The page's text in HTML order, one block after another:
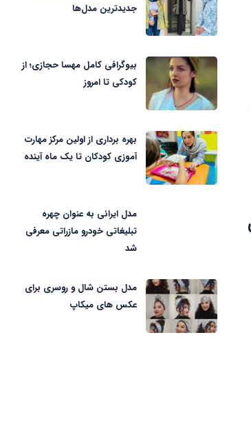
جدیدترین مدل‌ها
بیوگرافی کامل مهسا حجازی؛ از
کودکی تا امروز
بهره برداری از اولین مرکز مهارت
آموزی کودکان تا یک ماه آینده
مدل ایرانی به عنوان چهره
تبلیغاتی خودرو مازراتی معرفی
شد
مدل بستن شال و روسری برای
عکس های میکاپ